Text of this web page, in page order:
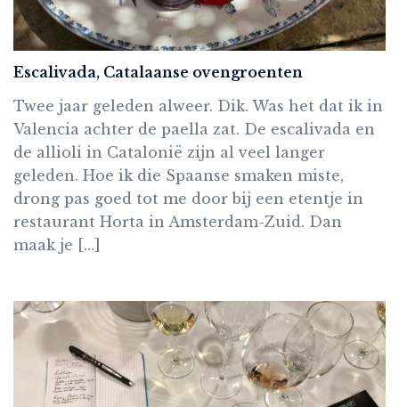
Escalivada, Catalaanse ovengroenten
Twee jaar geleden alweer. Dik. Was het dat ik in
Valencia achter de paella zat. De escalivada en
de allioli in Catalonië zijn al veel langer
geleden. Hoe ik die Spaanse smaken miste,
drong pas goed tot me door bij een etentje in
restaurant Horta in Amsterdam-Zuid. Dan
maak je […]